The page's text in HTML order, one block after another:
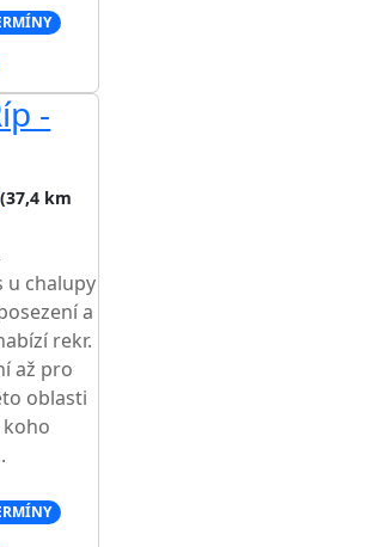
-
(37,4 km
u chalupy
a
rekr.
až pro
oblasti
koho